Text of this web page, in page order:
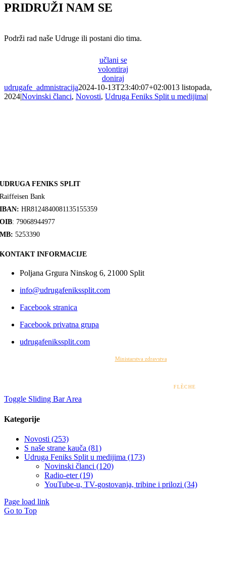
PRIDRUŽI NAM SE
Podrži rad naše Udruge ili postani dio tima.
učlani se
volontiraj
doniraj
udrugafe_admnistracija2024-10-13T23:40:07+02:0013 listopada,
2024|Novinski članci, Novosti, Udruga Feniks Split u medijima|
UDRUGA FENIKS SPLIT
Raiffeisen Bank
IBAN: HR8124840081135155359
OIB: 79068944977
MB: 5253390
KONTAKT INFORMACIJE
Poljana Grgura Ninskog 6, 21000 Split
info@udrugafenikssplit.com
Facebook stranica
Facebook privatna grupa
udrugafenikssplit.com
Ministarstva zdravstva
FLÈCHE
Toggle Sliding Bar Area
Kategorije
Novosti (253)
S naše strane kauča (81)
Udruga Feniks Split u medijima (173)
Novinski članci (120)
Radio-eter (19)
YouTube-u, TV-gostovanja, tribine i prilozi (34)
Page load link
Go to Top